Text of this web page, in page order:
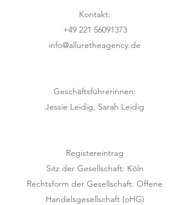
Kontakt:
+49 221 56091373
info@alluretheagency.de
Geschäftsführerinnen:
Jessie Leidig, Sarah Leidig
Registereintrag
Sitz der Gesellschaft: Köln
Rechtsform der Gesellschaft: Offene
Handelsgesellschaft (oHG)